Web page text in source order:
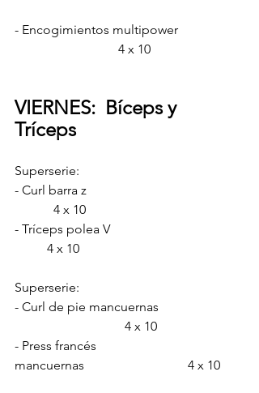
- Encogimientos multipower
4 x 10
VIERNES:  Bíceps y
Tríceps
Superserie:
- Curl barra z
4 x 10
- Tríceps polea V
          4 x 10
Superserie:
- Curl de pie mancuernas
4 x 10
- Press francés
mancuernas                                4 x 10